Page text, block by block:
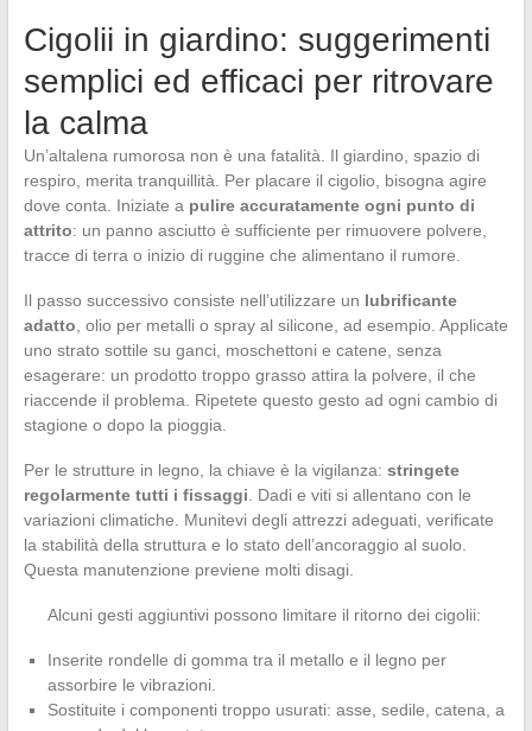
Cigolii in giardino: suggerimenti
semplici ed efficaci per ritrovare
la calma
Un’altalena rumorosa non è una fatalità. Il giardino, spazio di
respiro, merita tranquillità. Per placare il cigolio, bisogna agire
dove conta. Iniziate a pulire accuratamente ogni punto di
attrito: un panno asciutto è sufficiente per rimuovere polvere,
tracce di terra o inizio di ruggine che alimentano il rumore.
Il passo successivo consiste nell’utilizzare un lubrificante
adatto , olio per metalli o spray al silicone, ad esempio. Applicate
uno strato sottile su ganci, moschettoni e catene, senza
esagerare: un prodotto troppo grasso attira la polvere, il che
riaccende il problema. Ripetete questo gesto ad ogni cambio di
stagione o dopo la pioggia.
Per le strutture in legno, la chiave è la vigilanza: stringete
regolarmente tutti i fissaggi . Dadi e viti si allentano con le
variazioni climatiche. Munitevi degli attrezzi adeguati, verificate
la stabilità della struttura e lo stato dell’ancoraggio al suolo.
Questa manutenzione previene molti disagi.
Alcuni gesti aggiuntivi possono limitare il ritorno dei cigolii:
Inserite rondelle di gomma tra il metallo e il legno per
assorbire le vibrazioni.
Sostituite i componenti troppo usurati: asse, sedile, catena, a